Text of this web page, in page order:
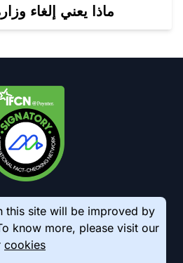
ماذا يعني إلغاء
this site will be improved by
know more, please visit our
cookies
All Rights Reserved